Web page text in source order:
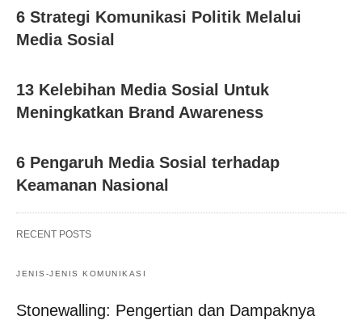
6 Strategi Komunikasi Politik Melalui
Media Sosial
13 Kelebihan Media Sosial Untuk
Meningkatkan Brand Awareness
6 Pengaruh Media Sosial terhadap
Keamanan Nasional
RECENT POSTS
JENIS-JENIS KOMUNIKASI
Stonewalling: Pengertian dan Dampaknya